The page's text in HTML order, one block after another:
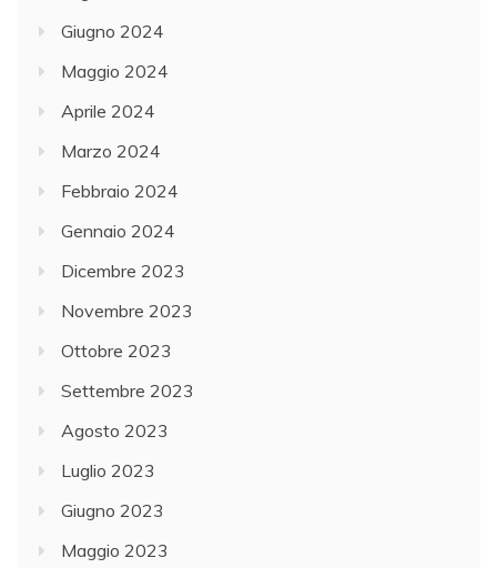
Giugno 2024
Maggio 2024
Aprile 2024
Marzo 2024
Febbraio 2024
Gennaio 2024
Dicembre 2023
Novembre 2023
Ottobre 2023
Settembre 2023
Agosto 2023
Luglio 2023
Giugno 2023
Maggio 2023